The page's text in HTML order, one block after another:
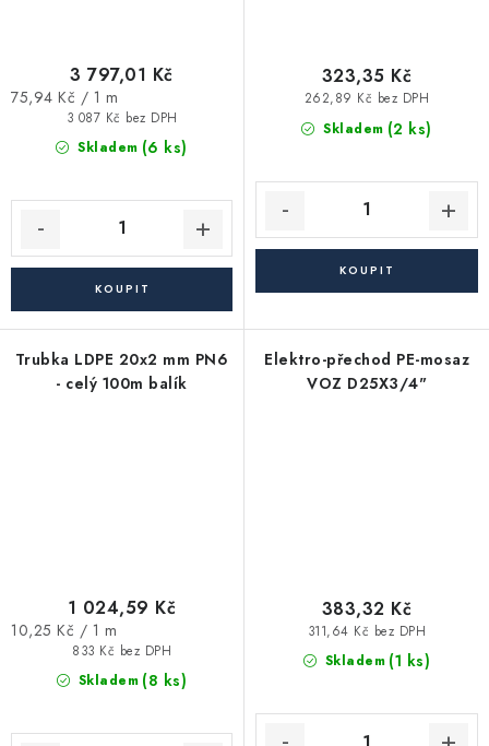
Skladem (6 ks)
3 087 Kč bez DPH
3 797,01 Kč
Měrná
75,94 Kč / 1 m
Skladem (2 ks)
262,89 Kč bez DPH
323,35 Kč
Trubka LDPE 20x2 mm PN6
- celý 100m balík
Skladem (8 ks)
833 Kč bez DPH
1 024,59 Kč
Měrná
10,25 Kč / 1 m
Elektro-přechod PE-mosaz
VOZ D25X3/4"
Skladem (1 ks)
311,64 Kč bez DPH
383,32 Kč